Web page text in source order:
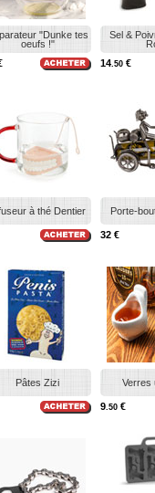
"Dunke tes
oeufs !"
Sel &
14 .50 €
à thé Dentier Porte-
32 €
Pâtes Zizi Verres
9 .50 €